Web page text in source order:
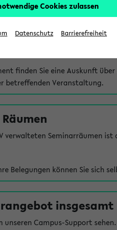
finden Sie eine Auskunft
betreffenden Veranstaltung.
verwalteten Seminarräumen
Belegungen können Sie sich
insgesamt
unseren Campus-Support
Cookies zulassen
Datenschutz Barrierefreiheit